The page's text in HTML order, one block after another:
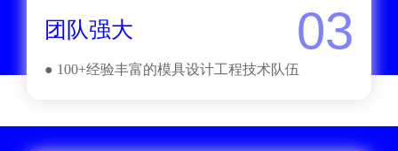
团队强大 03
● 100+经验丰富的模具设计工程技术队伍